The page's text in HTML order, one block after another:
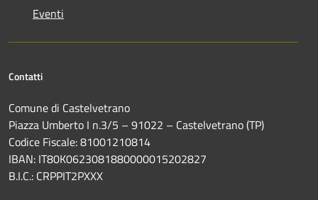
Eventi
Contatti
Comune di Castelvetrano
Piazza Umberto I n.3/5 – 91022 – Castelvetrano (TP)
Codice Fiscale: 81001210814
IBAN: IT80K0623081880000015202827
B.I.C.: CRPPIT2PXXX